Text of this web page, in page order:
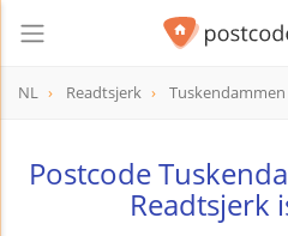
NL Readtsjerk Tuskendammen
Postcode
Readtsjerk